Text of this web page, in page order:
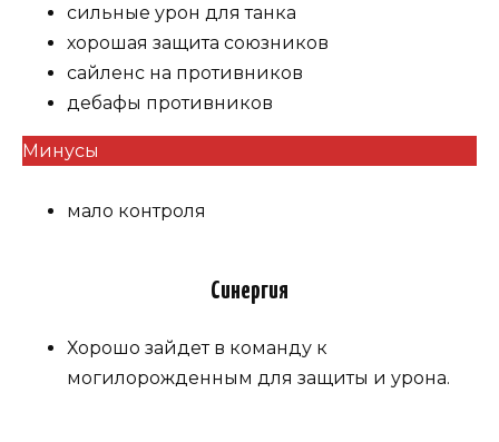
сильные урон для танка
хорошая защита союзников
сайленс на противников
дебафы противников
Минусы
мало контроля
Синергия
Хорошо зайдет в команду к
могилорожденным для защиты и урона.